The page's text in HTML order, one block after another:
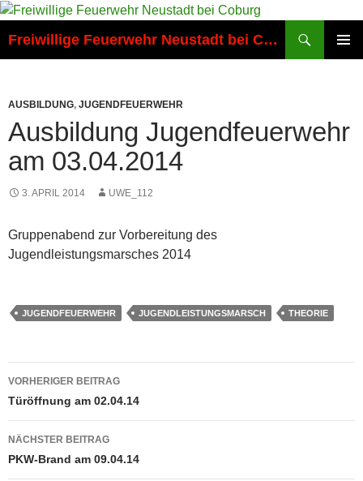
Zum
springen
Freiwillige Feuerwehr Neustadt bei Coburg
AUSBILDUNG, JUGENDFEUERWEHR
Ausbildung Jugendfeuerwehr
am 03.04.2014
3. APRIL 2014 UWE_112
Gruppenabend zur Vorbereitung des
Jugendleistungsmarsches 2014
JUGENDFEUERWEHR JUGENDLEISTUNGSMARSCH THEORIE
Beitragsnavigation
VORHERIGER BEITRAG
Türöffnung am 02.04.14
NÄCHSTER BEITRAG
PKW-Brand am 09.04.14